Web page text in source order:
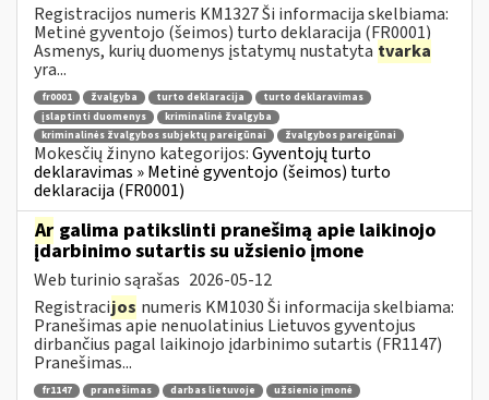
Registracijos numeris KM1327 Ši informacija skelbiama:
Metinė gyventojo (šeimos) turto deklaracija (FR0001)
Asmenys, kurių duomenys įstatymų nustatyta tvarka
yra...
fr0001 žvalgyba turto deklaracija
turto deklaravimas
įslaptinti duomenys
kriminalinė žvalgyba
kriminalinės žvalgybos subjektų pareigūnai
žvalgybos pareigūnai
Mokesčių žinyno kategorijos:Gyventojų turto
deklaravimas » Metinė gyventojo (šeimos) turto
deklaracija (FR0001)
Ar galima patikslinti pranešimą apie laikinojo
įdarbinimo sutartis su užsienio įmone
Web turinio sąrašas 2026-05-12
Registracijos numeris KM1030 Ši informacija skelbiama:
Pranešimas apie nenuolatinius Lietuvos gyventojus
dirbančius pagal laikinojo įdarbinimo sutartis (FR1147)
Pranešimas...
fr1147 pranešimas darbas lietuvoje
užsienio įmonė